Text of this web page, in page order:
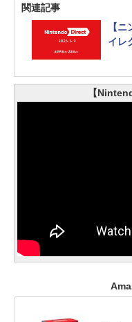
関連記事
【
イレ
【